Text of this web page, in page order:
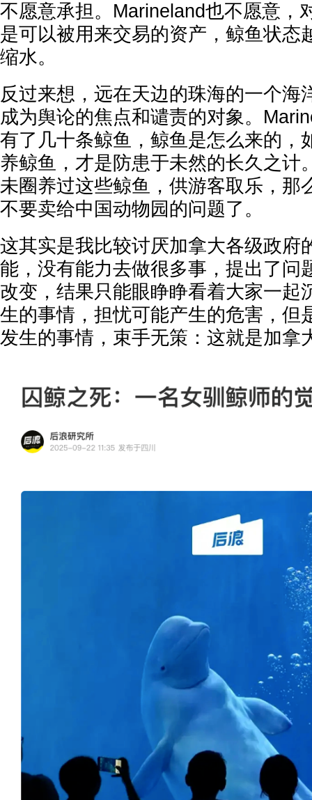
不愿意承担。Marineland也不愿意，
是可以被用来交易的资产，鲸鱼状态
缩水。
反过来想，远在天边的珠海的一个海
成为舆论的焦点和谴责的对象。
有了几十条鲸鱼，鲸鱼是怎么来的，
养鲸鱼，才是防患于未然的长久之计
未圈养过这些鲸鱼，供游客取乐，那
不要卖给中国动物园的问题了。
这其实是我比较讨厌加拿大各级政府
能，没有能力去做很多事，提出了问
改变，结果只能眼睁睁看着大家一起
生的事情，担忧可能产生的危害，但
发生的事情，束手无策：这就是加拿